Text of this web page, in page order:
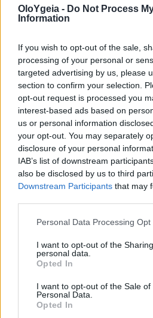
OloYgeia - Do Not Process
Information
If you wish to opt-out of the sale,
processing of your personal or
targeted advertising by us, please
section to confirm your selection.
opt-out request is processed you
interest-based ads based on
us or personal information
your opt-out. You may separately
disclosure of your personal
IAB’s list of downstream
also be disclosed by us to third
Downstream Participants that may
Personal Data Processing Opt
I want to opt-out of the
personal data.
Opted In
I want to opt-out of the Sale of
Personal Data.
Opted In
ΜΆΤΙΑ
Ν
ΝΕΦΡΟΛΙΘΊΑΣΗ
Ξ
ΞΗΡΟΦΘΑΛΜΙΑ
Ο
ΟΥΡΟΛΟΙΜΩΞΗ
ΟΣΤΕΟΑΡΘΡΙΤΙΔΑ
ΟΣΤΕΟΠΟΡΩΣΗ
ΠΕΡΙΟΔΟΝΤΊΤΙΔΑ